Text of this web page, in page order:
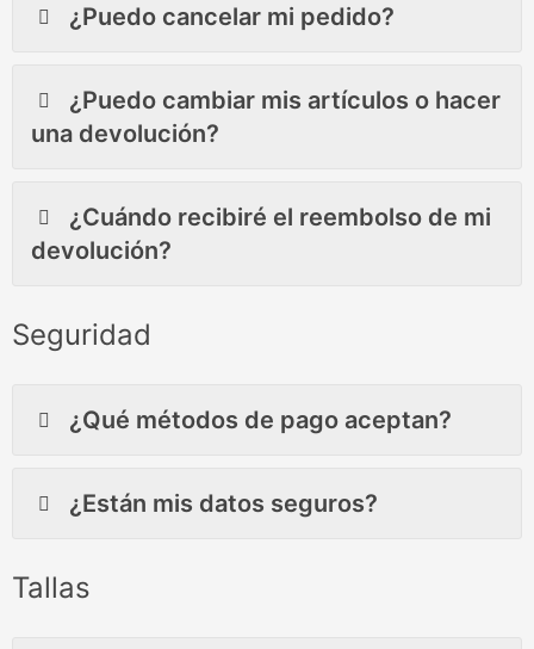
¿Puedo cancelar mi pedido?
¿Puedo cambiar mis artículos o hacer
una devolución?
¿Cuándo recibiré el reembolso de mi
devolución?
Seguridad
¿Qué métodos de pago aceptan?
¿Están mis datos seguros?
Tallas